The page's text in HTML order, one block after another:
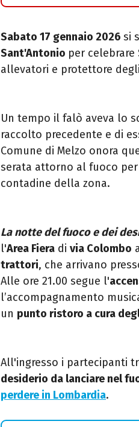
Sabato 17 gennaio 2026 si
Sant'Antonio per
allevatori e protettore
Un tempo il falò aveva lo
raccolto precedente e di
Comune di Melzo onora
serata attorno al fuoco
contadine della zona.
La notte del fuoco e dei
l'Area Fiera di via Colombo
trattori, che arrivano
Alle ore 21.00 segue l'
l’accompagnamento
un punto ristoro a cura
All'ingresso i partecipanti
desiderio da lanciare nel
perdere in Lombardia.